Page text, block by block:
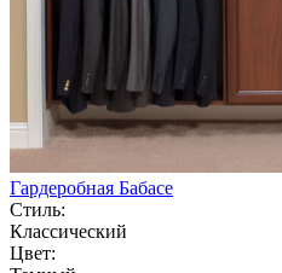
Гардеробная Бабасе
Стиль:
Классический
Цвет: